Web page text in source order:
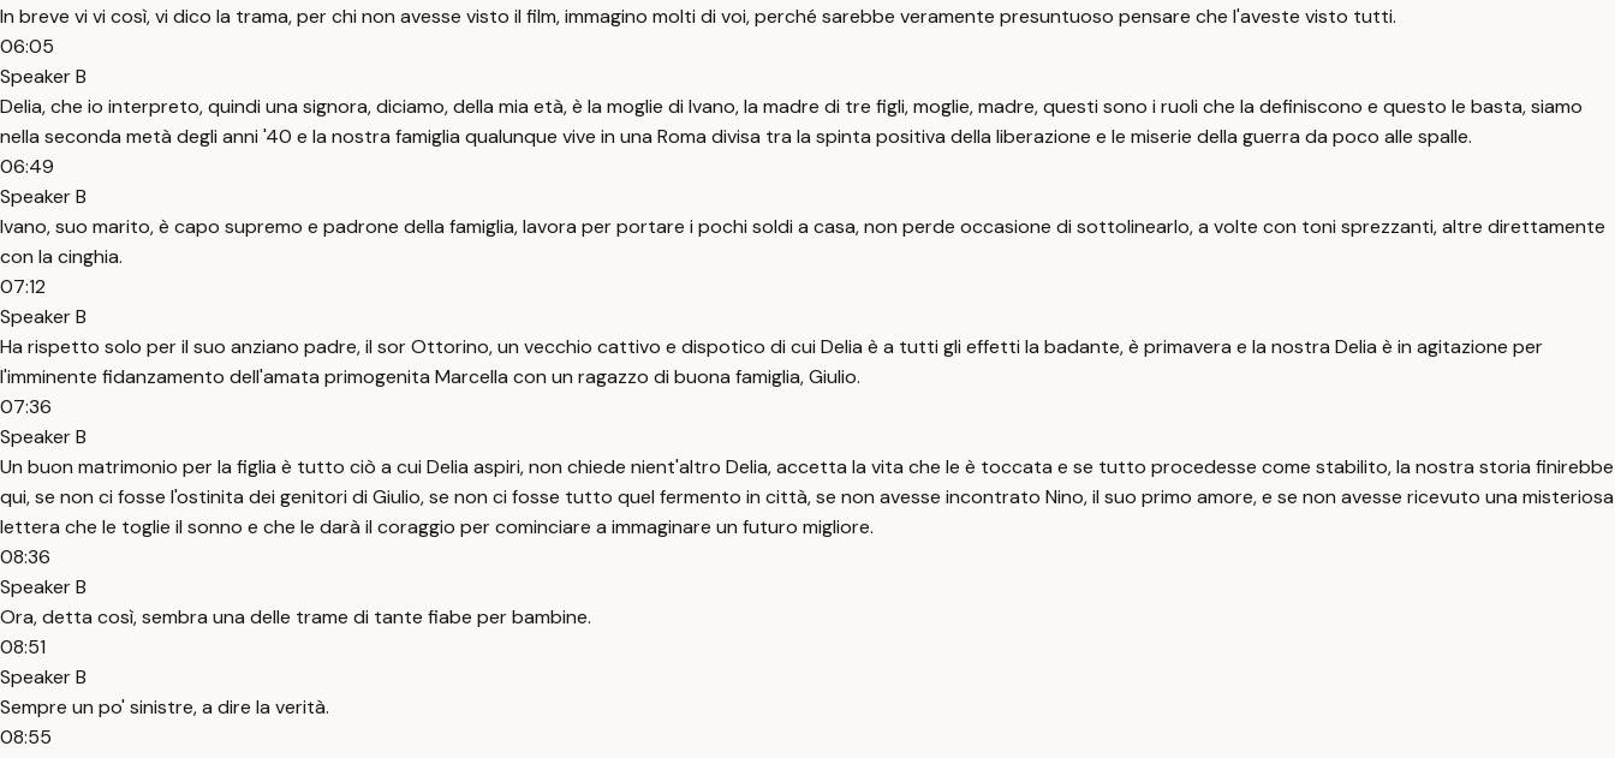
In breve vi vi così, vi dico la trama, per chi non avesse visto il film, immagino molti di voi, perché sarebbe veramente presuntuoso pensare che l'aveste visto tutti.
06:05
Speaker B
Delia, che io interpreto, quindi una signora, diciamo, della mia età, è la moglie di Ivano, la madre di tre figli, moglie, madre, questi sono i ruoli che la definiscono e questo le basta, siamo
nella seconda metà degli anni '40 e la nostra famiglia qualunque vive in una Roma divisa tra la spinta positiva della liberazione e le miserie della guerra da poco alle spalle.
06:49
Speaker B
Ivano, suo marito, è capo supremo e padrone della famiglia, lavora per portare i pochi soldi a casa, non perde occasione di sottolinearlo, a volte con toni sprezzanti, altre direttamente
con la cinghia.
07:12
Speaker B
Ha rispetto solo per il suo anziano padre, il sor Ottorino, un vecchio cattivo e dispotico di cui Delia è a tutti gli effetti la badante, è primavera e la nostra Delia è in agitazione per
l'imminente fidanzamento dell'amata primogenita Marcella con un ragazzo di buona famiglia, Giulio.
07:36
Speaker B
Un buon matrimonio per la figlia è tutto ciò a cui Delia aspiri, non chiede nient'altro Delia, accetta la vita che le è toccata e se tutto procedesse come stabilito, la nostra storia finirebbe
qui, se non ci fosse l'ostinita dei genitori di Giulio, se non ci fosse tutto quel fermento in città, se non avesse incontrato Nino, il suo primo amore, e se non avesse ricevuto una misteriosa
lettera che le toglie il sonno e che le darà il coraggio per cominciare a immaginare un futuro migliore.
08:36
Speaker B
Ora, detta così, sembra una delle trame di tante fiabe per bambine.
08:51
Speaker B
Sempre un po' sinistre, a dire la verità.
08:55